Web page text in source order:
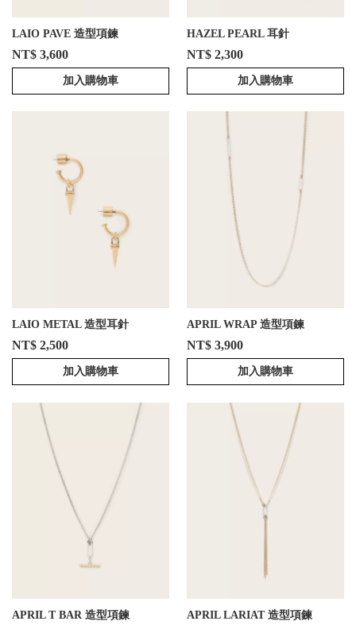
LAIO PAVE 造型項鍊
NT$ 3,600
加入購物車
HAZEL PEARL 耳針
NT$ 2,300
加入購物車
LAIO METAL 造型耳針
NT$ 2,500
加入購物車
APRIL WRAP 造型項鍊
NT$ 3,900
加入購物車
APRIL T BAR 造型項鍊 APRIL LARIAT 造型項鍊